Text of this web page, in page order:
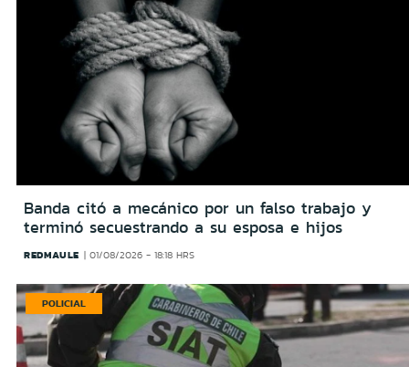
Banda citó a mecánico por un falso trabajo y
terminó secuestrando a su esposa e hijos
REDMAULE 01/08/2026 - 18:18 HRS
POLICIAL